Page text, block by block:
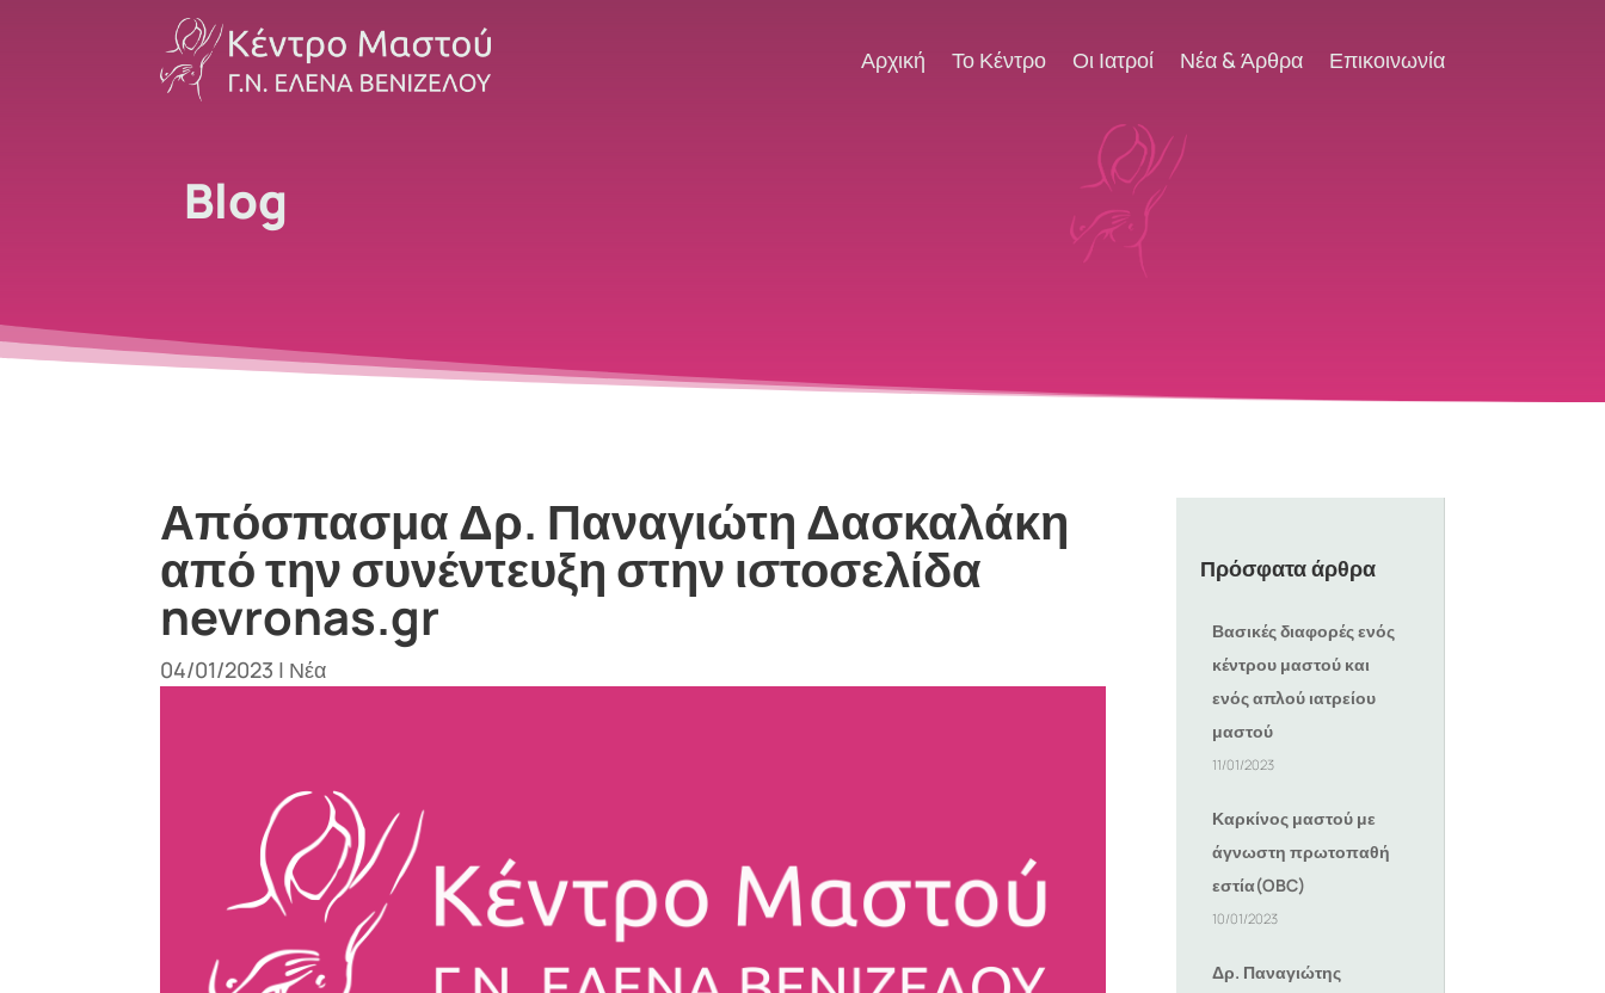
Αρχική Το Κέντρο Οι Ιατροί Νέα & Άρθρα Επικοινωνία
Blog
Απόσπασμα Δρ. Παναγιώτη Δασκαλάκη
από την συνέντευξη στην ιστοσελίδα
nevronas.gr
04/01/2023 | Νέα
Πρόσφατα άρθρα
Βασικές διαφορές ενός
κέντρου μαστού και
ενός απλού ιατρείου
μαστού
11/01/2023
Καρκίνος μαστού με
άγνωστη πρωτοπαθή
εστία(OBC)
10/01/2023
Δρ. Παναγιώτης